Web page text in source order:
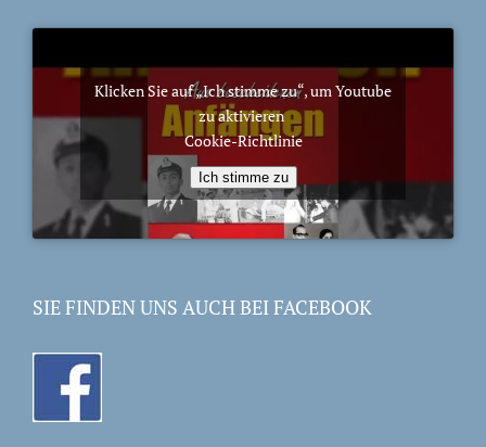
Klicken Sie auf „Ich stimme zu“, um Youtube
zu aktivieren
Cookie-Richtlinie
Ich stimme zu
SIE FINDEN UNS AUCH BEI FACEBOOK